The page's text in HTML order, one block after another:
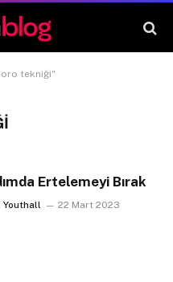
tekniği"
Ertelemeyi Bırak
Youthall 22 Mart 2023